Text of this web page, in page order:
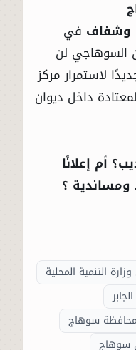
وشفاف في
السوهاجي لن
لاستمرار مركز
داخل ديوان
أم إعلانًا
؟
وزارة التنمية المحلية
سوهاج
سوهاج